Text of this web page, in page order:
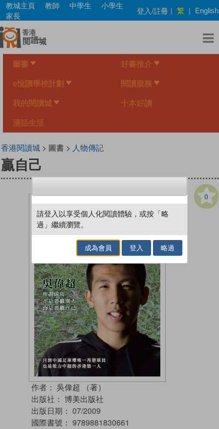
Skip
main
content
教城主頁 教師 中學生
小學生
家長
登入/註冊 | 繁 | English
圖書 好書推介
e悅讀學校計劃 閱讀服務
我的閱讀城 十本好讀
漫話生活
香港閱讀城> 圖書 > 人物傳記
贏自己
0
作者： 吳偉超 （著）
出版社： 博美出版社
出版日期： 07/2009
國際書號： 9789881830661
請登入以享受個人化閱讀體驗，或按「略
過」繼續瀏覽。
成為會員 登入 略過